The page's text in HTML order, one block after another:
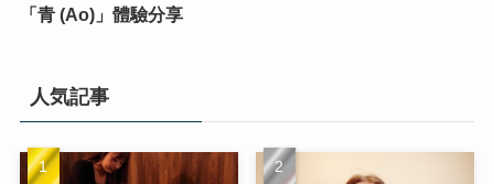
「青 (Ao)」體驗分享
人気記事